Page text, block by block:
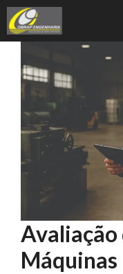
Pular
para
o
Avaliação
Máquinas